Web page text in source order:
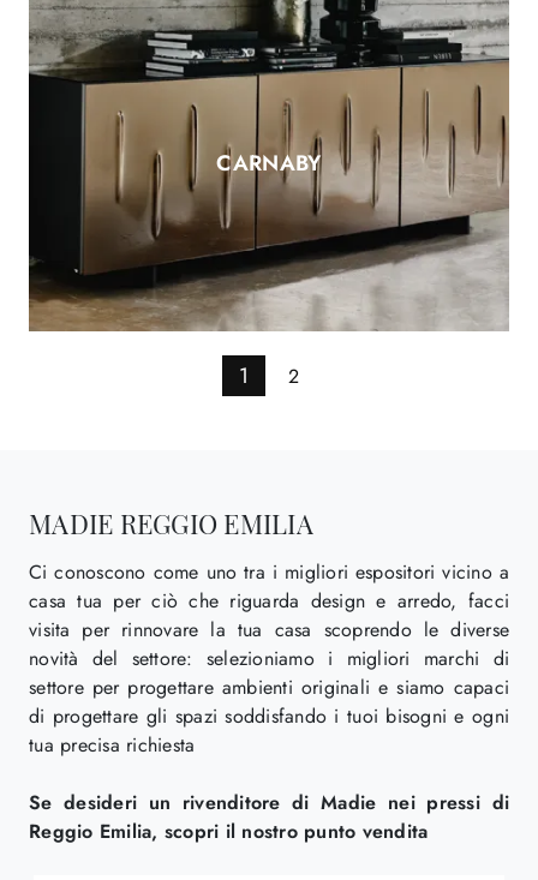
CARNABY
1 2
MADIE REGGIO EMILIA
Ci conoscono come uno tra i migliori espositori vicino a
casa tua per ciò che riguarda design e arredo, facci
visita per rinnovare la tua casa scoprendo le diverse
novità del settore: selezioniamo i migliori marchi di
settore per progettare ambienti originali e siamo capaci
di progettare gli spazi soddisfando i tuoi bisogni e ogni
tua precisa richiesta
Se desideri un rivenditore di Madie nei pressi di
Reggio Emilia, scopri il nostro punto vendita